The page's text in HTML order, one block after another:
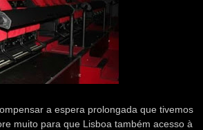
a espera prolongada que tivemos
muito para que Lisboa também acesso à